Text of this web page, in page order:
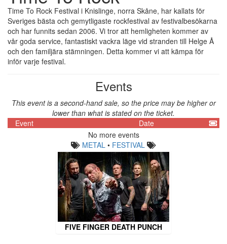
Time To Rock Festival i Knislinge, norra Skåne, har kallats för
Sveriges bästa och gemytligaste rockfestival av festivalbesökarna
och har funnits sedan 2006. Vi tror att hemligheten kommer av
vår goda service, fantastiskt vackra läge vid stranden till Helge Å
och den familjära stämningen. Detta kommer vi att kämpa för
inför varje festival.
Events
This event is a second-hand sale, so the price may be higher or
lower than what is stated on the ticket.
Event
Date
No more events
METAL • FESTIVAL
FIVE FINGER DEATH PUNCH